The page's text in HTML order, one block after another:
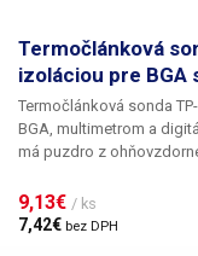
Termočlánková
izoláciou pre
Termočlánková sonda
BGA, multimetrom a
má puzdro z
teplotám - neroztaví sa
sondou dodávanou s
9,13€ / ks
7,42€ bez DPH